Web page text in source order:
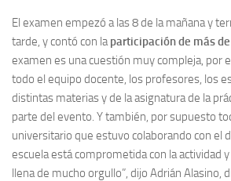
El examen empezó a las 8 de la mañana y
tarde, y contó con la participación de más
examen es una cuestión muy compleja, por
todo el equipo docente, los profesores, los
distintas materias y de la asignatura de la
parte del evento. Y también, por supuesto
universitario que estuvo colaborando con el
escuela está comprometida con la actividad
llena de mucho orgullo”, dijo Adrián Alasino,